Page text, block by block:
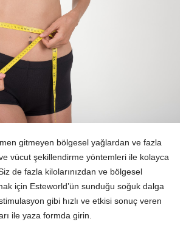
gitmeyen bölgesel yağlardan ve fazla
vücut şekillendirme yöntemleri ile kolayca
de fazla kilolarınızdan ve bölgesel
için Esteworld’ün sunduğu soğuk dalga
gibi hızlı ve etkisi sonuç veren
ile yaza formda girin.